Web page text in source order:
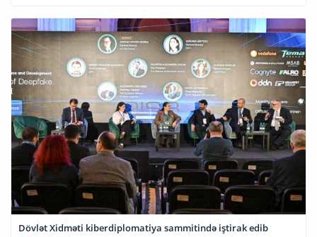
Dövlət Xidməti kiberdiplomatiya sammitində iştirak edib